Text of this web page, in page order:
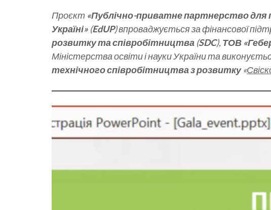
Проєкт «Публічно-приватне партнерство для
Україні» (EdUP) впроваджується за фінансової
розвитку та співробітництва (SDC),ТОВ
Міністерства освіти і науки України та
технічного співробітництва з розвитку«